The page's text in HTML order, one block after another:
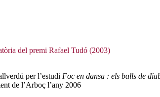
del premi Rafael Tudó (2003)
per l’estudi Foc en dansa : els balls de
de l’Arboç l’any 2006